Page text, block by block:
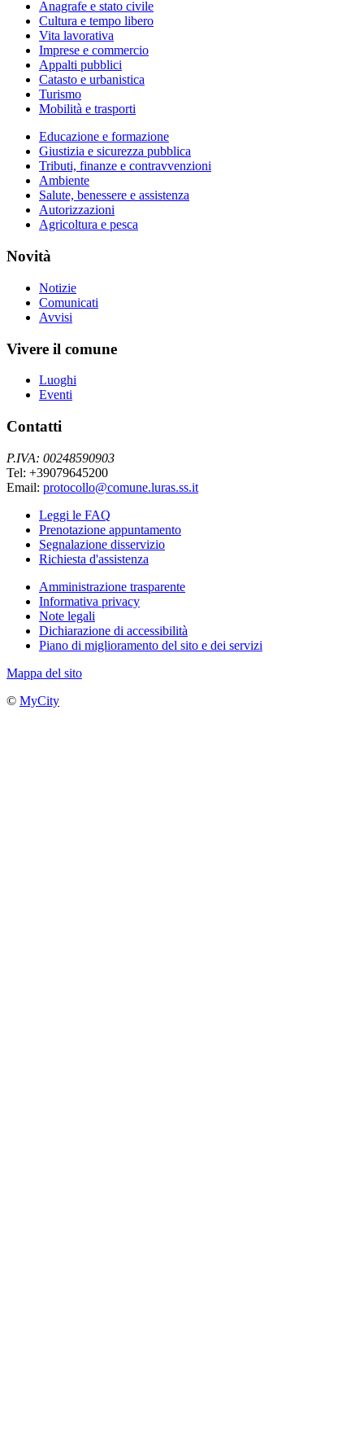
Anagrafe e stato civile
Cultura e tempo libero
Vita lavorativa
Imprese e commercio
Appalti pubblici
Catasto e urbanistica
Turismo
Mobilità e trasporti
Educazione e formazione
Giustizia e sicurezza pubblica
Tributi, finanze e contravvenzioni
Ambiente
Salute, benessere e assistenza
Autorizzazioni
Agricoltura e pesca
Novità
Notizie
Comunicati
Avvisi
Vivere il comune
Luoghi
Eventi
Contatti
P.IVA: 00248590903
Tel: +39079645200
Email: protocollo@comune.luras.ss.it
Leggi le FAQ
Prenotazione appuntamento
Segnalazione disservizio
Richiesta d'assistenza
Amministrazione trasparente
Informativa privacy
Note legali
Dichiarazione di accessibilità
Piano di miglioramento del sito e dei servizi
Mappa del sito
© MyCity